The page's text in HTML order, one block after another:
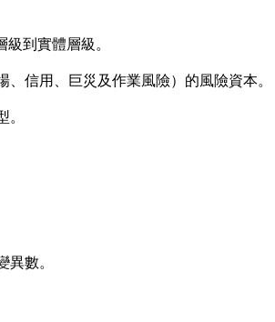
到實體層級。
信用、巨災及作業風險）的風險資本。
數。